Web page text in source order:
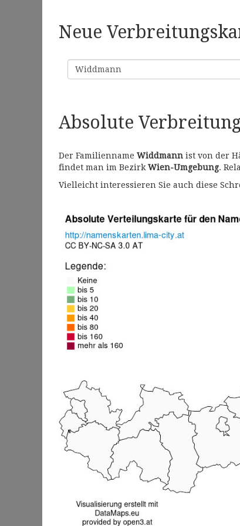
Neue
Familienname
Absolute
Der Familienname Widdmann ist von der
findet man im BezirkWien-Umgebung.
Vielleicht interessieren Sie auch diese